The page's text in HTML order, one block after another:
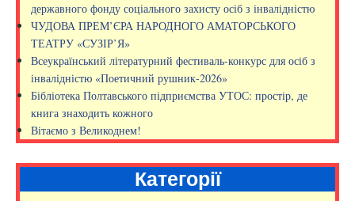
державного фонду соціального захисту осіб з інвалідністю
ЧУДОВА ПРЕМ’ЄРА НАРОДНОГО АМАТОРСЬКОГО
ТЕАТРУ «СУЗІР’Я»
Всеукраїнський літературний фестиваль-конкурс для осіб з
інвалідністю «Поетичний рушник-2026»
Бібліотека Полтавського підприємства УТОС: простір, де
книга знаходить кожного
Вітаємо з Великоднем!
Категорії